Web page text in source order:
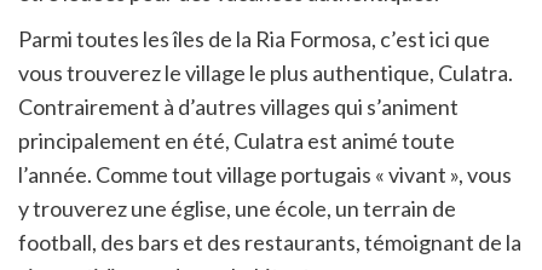
Parmi toutes les îles de la Ria Formosa, c’est ici que
vous trouverez le village le plus authentique, Culatra.
Contrairement à d’autres villages qui s’animent
principalement en été, Culatra est animé toute
l’année. Comme tout village portugais « vivant », vous
y trouverez une église, une école, un terrain de
football, des bars et des restaurants, témoignant de la